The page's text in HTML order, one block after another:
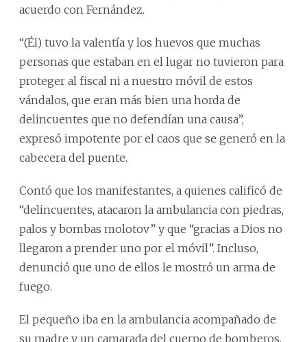
acuerdo con Fernández.
“(Él) tuvo la valentía y los huevos que muchas
personas que estaban en el lugar no tuvieron para
proteger al fiscal ni a nuestro móvil de estos
vándalos, que eran más bien una horda de
delincuentes que no defendían una causa”,
expresó impotente por el caos que se generó en la
cabecera del puente.
Contó que los manifestantes, a quienes calificó de
“delincuentes, atacaron la ambulancia con piedras,
palos y bombas molotov” y que “gracias a Dios no
llegaron a prender uno por el móvil”. Incluso,
denunció que uno de ellos le mostró un arma de
fuego.
El pequeño iba en la ambulancia acompañado de
su madre y un camarada del cuerpo de bomberos.